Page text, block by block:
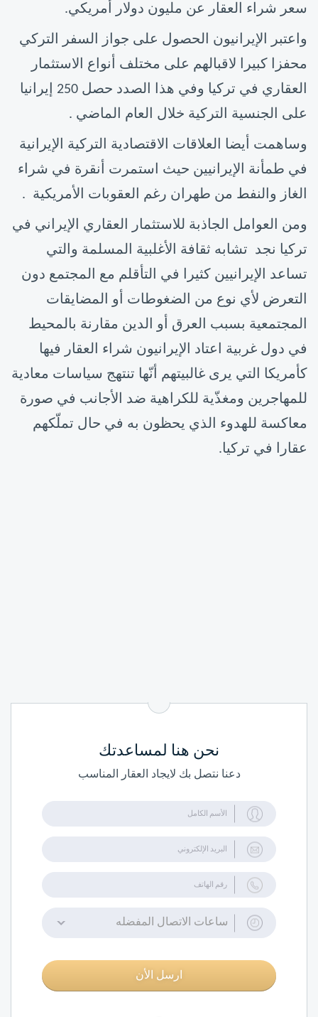
نحن هنا لمساعدتك
دعنا نتصل بك لايجاد العقار المناسب
ساعات الاتصال المفضله
ارسل الأن
سعر شراء العقار عن مليون دولار أمريكي.
واعتبر الإيرانيون الحصول على جواز السفر التركي
محفزا كبيرا لاقبالهم على مختلف أنواع الاستثمار
العقاري في تركيا وفي هذا الصدد حصل 250 إيرانيا
على الجنسية التركية خلال العام الماضي .
وساهمت أيضا العلاقات الاقتصادية التركية الإيرانية
في طمأنة الإيرانيين حيث استمرت أنقرة في شراء
الغاز والنفط من طهران رغم العقوبات الأمريكية .
ومن العوامل الجاذبة للاستثمار العقاري الإيراني في
تركيا نجد تشابه ثقافة الأغلبية المسلمة والتي
تساعد الإيرانيين كثيرا في التأقلم مع المجتمع دون
التعرض لأي نوع من الضغوطات أو المضايقات
المجتمعية بسبب العرق أو الدين مقارنة بالمحيط
في دول غربية اعتاد الإيرانيون شراء العقار فيها
كأمريكا التي يرى غالبيتهم أنّها تنتهج سياسات معادية
للمهاجرين ومغذّية للكراهية ضد الأجانب في صورة
معاكسة للهدوء الذي يحظون به في حال تملّكهم
عقارا في تركيا.